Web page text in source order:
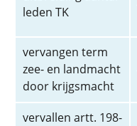
leden TK
vervangen term
zee- en landmacht
door krijgsmacht
vervallen artt. 198-